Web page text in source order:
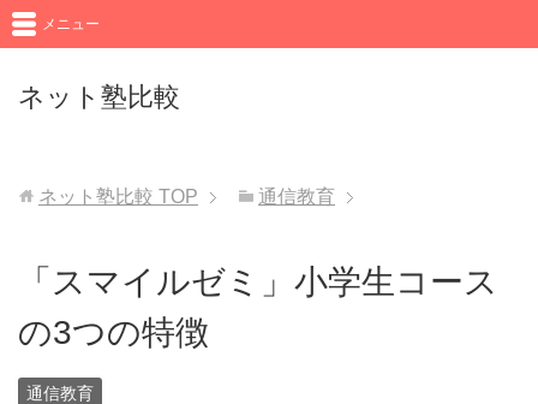
ネット塾比較
メニュー
ネット塾比較 TOP 通信教育
「スマイルゼミ」小学生コース
の3つの特徴
通信教育